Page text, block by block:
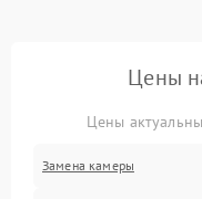
Цены
Цены
Замена камеры